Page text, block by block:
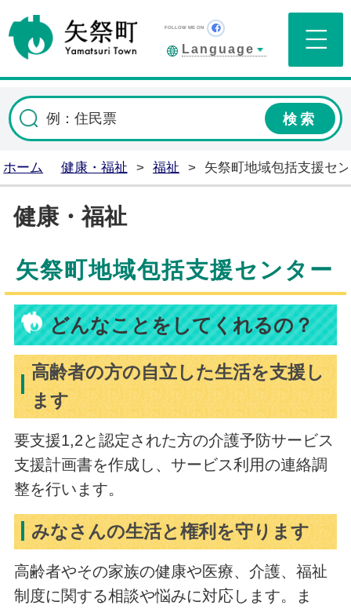
矢祭町公式ホームペ
FOLLOW ME ON Facebook
Language
ホーム 健康・福祉 > 福祉 > 矢祭町地域包括支援セ
健康・福祉
矢祭町地域包括支援センター
どんなことをしてくれるの？
高齢者の方の自立した生活を支援し
ます
要支援1,2と認定された方の介護予防サービス
支援計画書を作成し、サービス利用の連絡調
整を行います。
みなさんの生活と権利を守ります
高齢者やその家族の健康や医療、介護、福祉
制度に関する相談や悩みに対応します。ま